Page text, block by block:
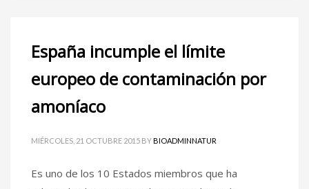
España incumple el límite
europeo de contaminación por
amoníaco
MIÉRCOLES, 21 OCTUBRE 2015 BYBIOADMINNATUR
Es uno de los 10 Estados miembros que ha